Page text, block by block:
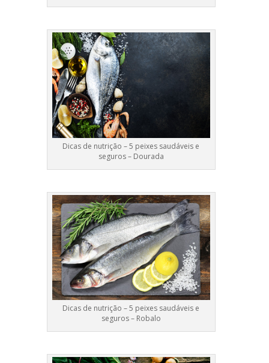
Dicas de nutrição – 5 peixes saudáveis e
seguros – Dourada
Dicas de nutrição – 5 peixes saudáveis e
seguros – Robalo